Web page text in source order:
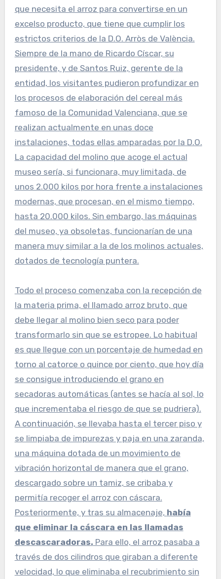
que necesita el arroz para convertirse en un
excelso producto, que tiene que cumplir los
estrictos criterios de la D.O. Arròs de València.
Siempre de la mano de Ricardo Císcar, su
presidente, y de Santos Ruiz, gerente de la
entidad, los visitantes pudieron profundizar en
los procesos de elaboración del cereal más
famoso de la Comunidad Valenciana, que se
realizan actualmente en unas doce
instalaciones, todas ellas amparadas por la D.O.
La capacidad del molino que acoge el actual
museo sería, si funcionara, muy limitada, de
unos 2.000 kilos por hora frente a instalaciones
modernas, que procesan, en el mismo tiempo,
hasta 20.000 kilos. Sin embargo, las máquinas
del museo, ya obsoletas, funcionarían de una
manera muy similar a la de los molinos actuales,
dotados de tecnología puntera.
Todo el proceso comenzaba con la recepción de
la materia prima, el llamado arroz bruto, que
debe llegar al molino bien seco para poder
transformarlo sin que se estropee. Lo habitual
es que llegue con un porcentaje de humedad en
torno al catorce o quince por ciento, que hoy día
se consigue introduciendo el grano en
secadoras automáticas (antes se hacía al sol, lo
que incrementaba el riesgo de que se pudriera).
A continuación, se llevaba hasta el tercer piso y
se limpiaba de impurezas y paja en una zaranda,
una máquina dotada de un movimiento de
vibración horizontal de manera que el grano,
descargado sobre un tamiz, se cribaba y
permitía recoger el arroz con cáscara.
Posteriormente, y tras su almacenaje, había
que eliminar la cáscara en las llamadas
descascaradoras. Para ello, el arroz pasaba a
través de dos cilindros que giraban a diferente
velocidad, lo que eliminaba el recubrimiento sin